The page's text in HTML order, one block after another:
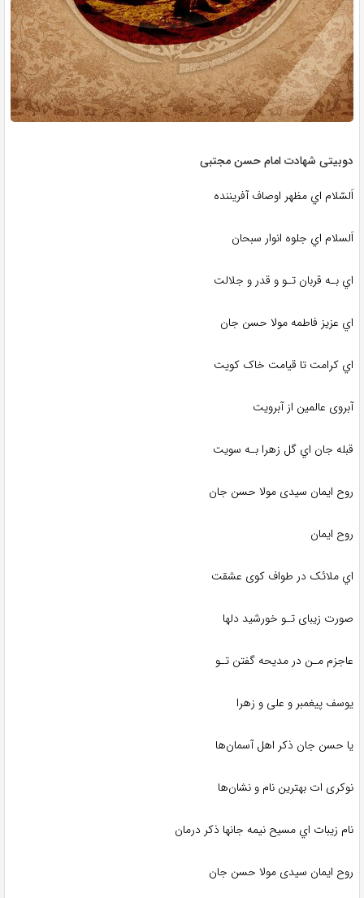
دوبیتی شهادت امام حسن مجتبی
اَلسّلام اي مظهر اوصاف آفريننده
اَلسلام اي جلوه انوار سبحان
اي بـه قربان تـو و قدر و جلالت
اي عزیز فاطمه مولا حسن جان
اي کرامت تا قیامت خاک کویت
آبروی عالمین از آبرویت
قبله جان اي گل زهرا بـه سویت
روح ایمان سیدی مولا حسن جان
روح ایمان
اي ملائک در طواف کوی عشقت
صورت زیبای تـو خورشید دلها
عاجزم‌ مـن در مدیحه گفتن تـو
یوسف پیغمبر و علی و زهرا
یا حسن جان ذکر اهل آسمان‌ها
نوکری ات بهترین نام و نشان‌ها
نام زیبات اي مسیح نیمه جانها ذکر درمان
روح ایمان سیدی مولا حسن جان